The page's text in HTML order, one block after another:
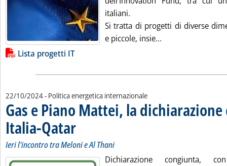
italiani.
Si tratta di progetti di diverse
e piccole, insie...
Lista allegati PDF alla notizia
Lista progetti IT
22/10/2024- Politica energetica internazionale
Gas e Piano Mattei, la
Italia-Qatar. Sottotitolo: Ieri l'incontro tra Meloni e Al Thani
. Pubblicata martedì 22 ottobre 2024 alle 8.35.
Ieri l'incontro tra Meloni e Al Thani
Dichiarazione congiunta,